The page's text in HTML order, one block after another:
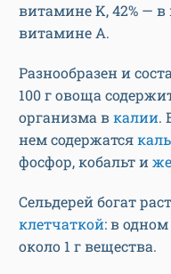
витамине K, 42% —
витамине A.
Разнообразен и
100 г овоща
организма вкалии.
нем содержатся
фосфор, кобальт и
Сельдерей богат
клетчаткой: в
около 1 г вещества.